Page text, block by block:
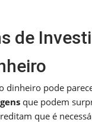
de
dinheiro pode
que podem
que é